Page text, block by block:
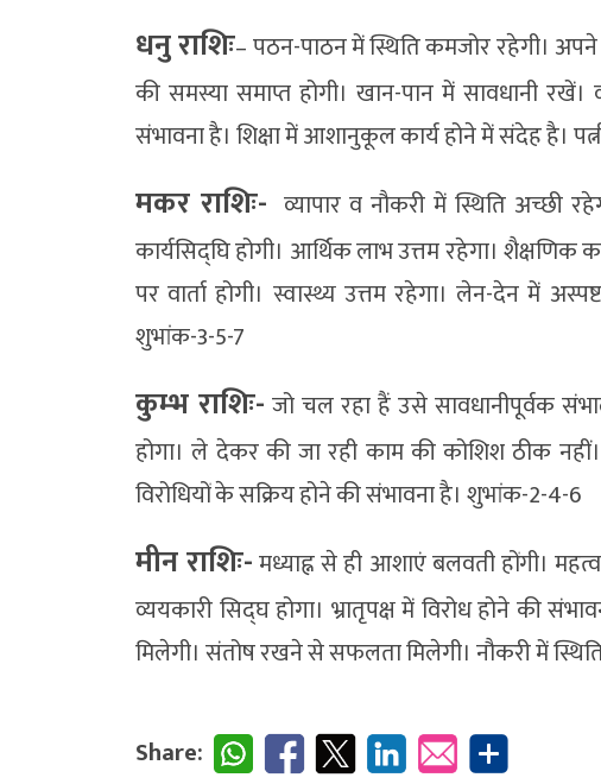
धनु राशिः– पठन-पाठन में स्थिति कमजोर रहेगी।
की समस्या समाप्त होगी। खान-पान में सावधानी रखें।
संभावना है। शिक्षा में आशानुकूल कार्य होने में संदेह है।
मकर राशिः- व्यापार व नौकरी में स्थिति अच्छी
कार्यसिद्घि होगी। आर्थिक लाभ उत्तम रहेगा। शैक्षणिक
पर वार्ता होगी। स्वास्थ्य उत्तम रहेगा। लेन-देन में
शुभांक-3-5-7
कुम्भ राशिः- जो चल रहा हैं उसे सावधानीपूर्वक
होगा। ले देकर की जा रही काम की कोशिश ठीक
विरोधियों के सक्रिय होने की संभावना है। शुभांक-2-4-6
मीन राशिः-मध्याह्न से ही आशाएं बलवती होंगी।
व्ययकारी सिद्घ होगा। भ्रातृपक्ष में विरोध होने की
मिलेगी। संतोष रखने से सफलता मिलेगी। नौकरी में
Share: